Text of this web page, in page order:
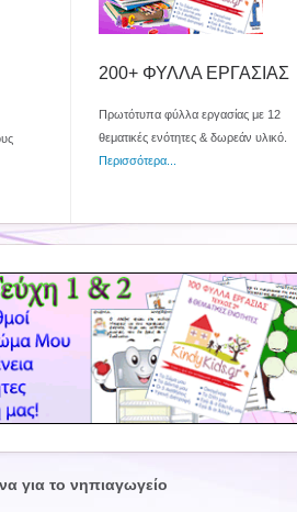
200+ ΦΥΛΛΑ ΕΡΓΑΣΙΑΣ
Πρωτότυπα φύλλα εργασίας με 12
θεματικές ενότητες & δωρεάν υλικό.
Περισσότερα...
για το νηπιαγωγείο